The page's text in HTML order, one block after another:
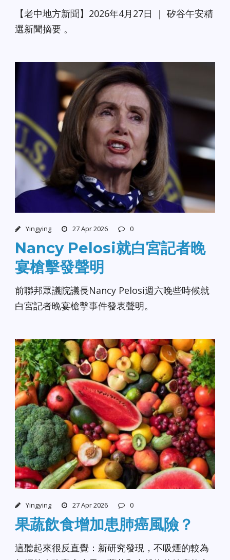
【老中地方新聞】2026年4月27日 ｜ 矽谷午安精
選新聞摘要 。
Yingying 27 Apr 2026 0
Nancy Pelosi就白宮記者晚
宴槍擊發聲明
前聯邦眾議院議長Nancy Pelosi週六晚些時候就
白宮記者晚宴槍擊事件發表聲明。
Yingying 27 Apr 2026 0
果蔬飲食增加患肺癌風險？
這聽起來很反直覺：新研究發現，不吸煙的較為